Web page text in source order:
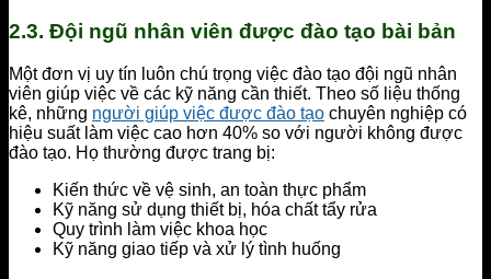
2.3. Đội ngũ nhân viên được đào tạo bài bản
Một đơn vị uy tín luôn chú trọng việc đào tạo đội ngũ nhân
viên giúp việc về các kỹ năng cần thiết. Theo số liệu thống
kê, những người giúp việc được đào tạo chuyên nghiệp có
hiệu suất làm việc cao hơn 40% so với người không được
đào tạo. Họ thường được trang bị:
Kiến thức về vệ sinh, an toàn thực phẩm
Kỹ năng sử dụng thiết bị, hóa chất tẩy rửa
Quy trình làm việc khoa học
Kỹ năng giao tiếp và xử lý tình huống